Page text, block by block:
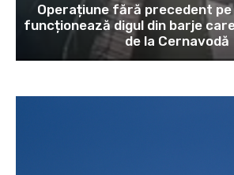
Operațiune fără precedent pe
funcționează digul din barje
de la Cernavodă